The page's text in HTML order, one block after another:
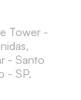
Tower -
- Santo
- SP,